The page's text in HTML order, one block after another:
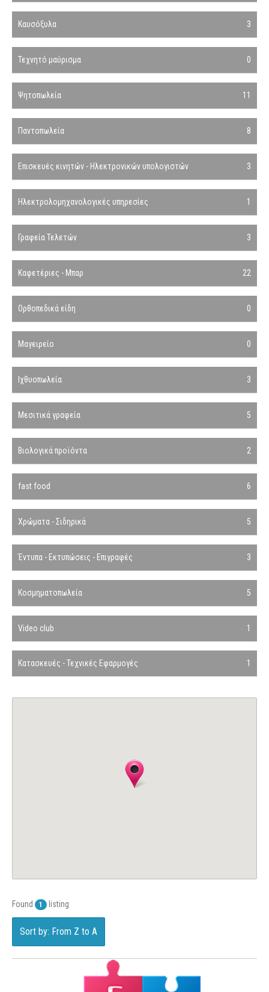
Καυσόξυλα 3
Τεχνητό μαύρισμα 0
Ψητοπωλεία 11
Παντοπωλεία 8
Επισκευές κινητών - Ηλεκτρονικών υπολογιστών 3
Ηλεκτρολομηχανολογικές υπηρεσίες 1
Γραφεία Τελετών 3
Καφετέριες - Μπαρ 22
Ορθοπεδικά είδη 0
Μαγειρείο 0
Ιχθυοπωλεία 3
Μεσιτικά γραφεία 5
Βιολογικά προϊόντα 2
fast food 6
Χρώματα - Σιδηρικά 5
Έντυπα - Εκτυπώσεις - Επιγραφές 3
Κοσμηματοπωλεία 5
Video club 1
Κατασκευές - Τεχνικές Εφαρμογές 1
Found 1 listing
Sort by: From Z to A